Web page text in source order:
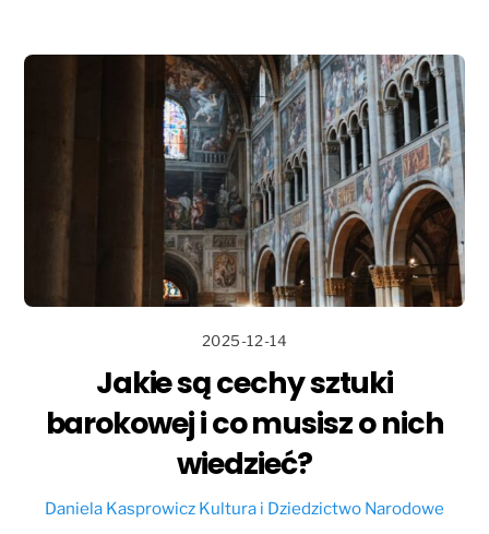
2025-12-14
Jakie są cechy sztuki
barokowej i co musisz o nich
wiedzieć?
Daniela Kasprowicz Kultura i Dziedzictwo Narodowe